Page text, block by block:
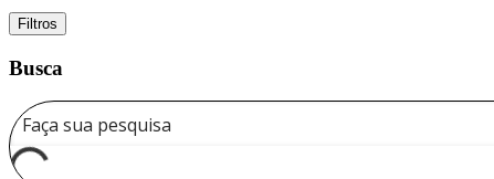
Filtros
Busca